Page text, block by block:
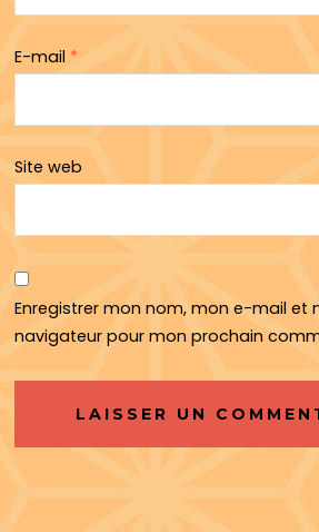
E-mail *
Site web
Enregistrer mon nom, mon e-mail et
navigateur pour mon prochain